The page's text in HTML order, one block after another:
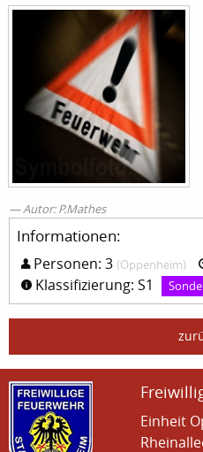
Autor: P.Mathes
Informationen:
Personen: 3 (Oppenheim)
Klassifizierung: S1
Einheit